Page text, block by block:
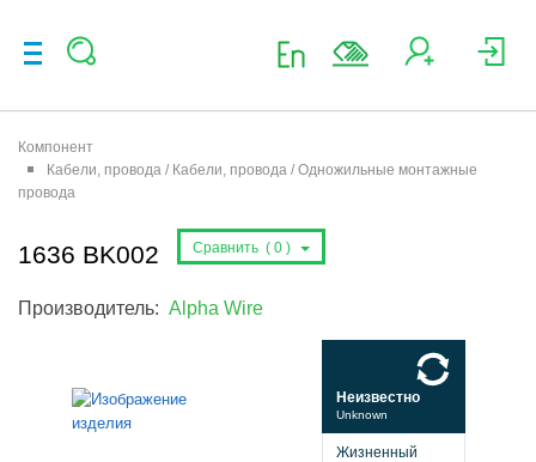
Компонент
Кабели, провода / Кабели, провода / Одножильные монтажные
провода
1636 BK002 Сравнить ( 0 )
Производитель: Alpha Wire